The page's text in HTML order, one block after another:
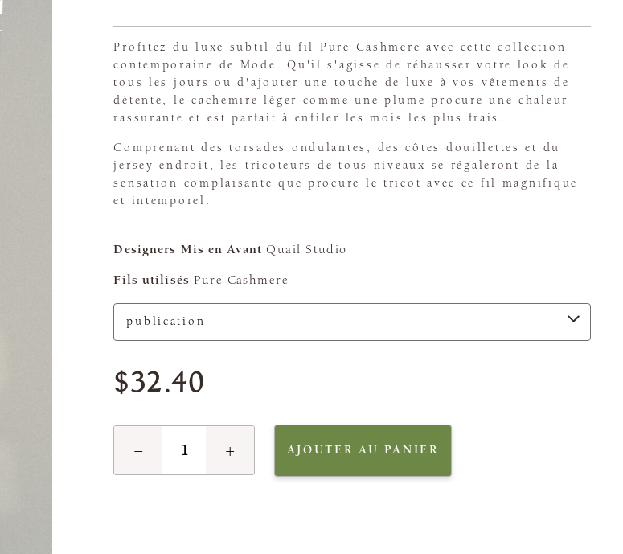
Profitez du luxe subtil du fil Pure Cashmere avec cette collection
contemporaine de Mode. Qu'il s'agisse de réhausser votre look de
tous les jours ou d'ajouter une touche de luxe à vos vêtements de
détente, le cachemire léger comme une plume procure une chaleur
rassurante et est parfait à enfiler les mois les plus frais.
Comprenant des torsades ondulantes, des côtes douillettes et du
jersey endroit, les tricoteurs de tous niveaux se régaleront de la
sensation complaisante que procure le tricot avec ce fil magnifique
et intemporel.
Designers Mis en Avant Quail Studio
Fils utilisés Pure Cashmere
$32.40
− + AJOUTER AU PANIER